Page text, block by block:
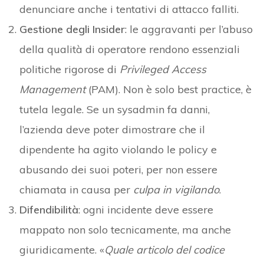
denunciare anche i tentativi di attacco falliti.
Gestione degli Insider: le aggravanti per l’abuso
della qualità di operatore rendono essenziali
politiche rigorose di Privileged Access
Management(PAM). Non è solo best practice, è
tutela legale. Se un sysadmin fa danni,
l’azienda deve poter dimostrare che il
dipendente ha agito violando le policy e
abusando dei suoi poteri, per non essere
chiamata in causa per culpa in vigilando.
Difendibilità: ogni incidente deve essere
mappato non solo tecnicamente, ma anche
giuridicamente. «Quale articolo del codice